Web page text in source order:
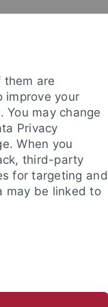
them are
improve your
You may change
Privacy
When you
third-party
for targeting and
may be linked to